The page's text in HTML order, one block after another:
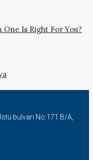
Is Right For You?
bulvarı No:171 B/A,